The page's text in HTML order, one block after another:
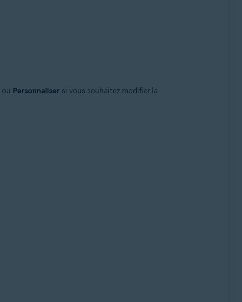
ou Personnaliser si vous souhaitez modifier la